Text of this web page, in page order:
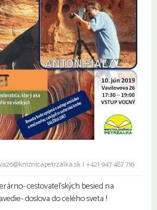
| +421 947 487 716
cestovateľských besied na
doslova do celého sveta !